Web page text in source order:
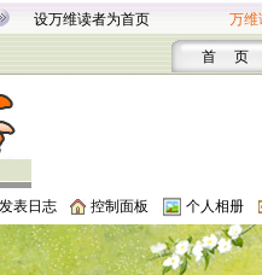
设万维读者为首页 万维
首 页
发表日志 控制面板 个人相册